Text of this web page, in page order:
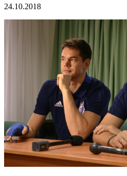
24.10.2018